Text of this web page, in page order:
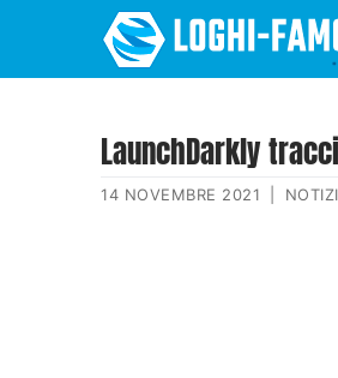
LaunchDarkly
14 NOVEMBRE 2021